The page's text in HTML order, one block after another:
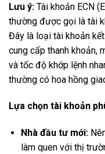
Lưu ý: Tài khoản ECN
thường được gọi là tài
Đây là loại tài khoản
cung cấp thanh khoản,
và tốc độ khớp lệnh
thường có hoa hồng
Lựa chọn tài khoản
Nhà đầu tư mới:
làm quen với thị